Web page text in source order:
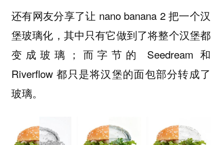
还有网友分享了让 nano banana 2 把一个汉
堡玻璃化，其中只有它做到了将整个汉堡都
变成玻璃；而字节的 Seedream 和
Riverflow 都只是将汉堡的面包部分转成了
玻璃。